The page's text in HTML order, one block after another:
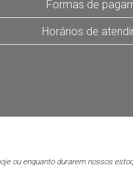
Formas de
Horários de
ou enquanto durarem nossos